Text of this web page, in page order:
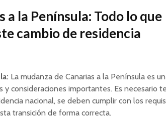
a la Península: Todo lo que
cambio de residencia
La mudanza de Canarias a la Península es un
y consideraciones importantes. Es necesario
nacional, se deben cumplir con los
transición de forma correcta.